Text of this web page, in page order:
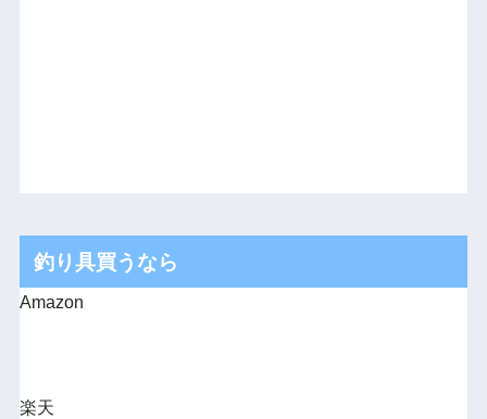
釣り具買うなら
Amazon
楽天